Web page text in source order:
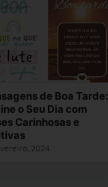
de Boa Tarde:
o Seu Dia com
Carinhosas e
2024